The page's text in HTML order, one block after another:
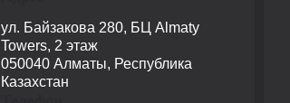
ул. Байзакова 280, БЦ Almaty
Towers, 2 этаж
050040 Алматы, Республика
Казахстан